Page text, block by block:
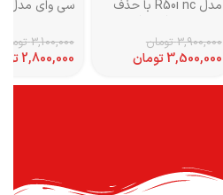
مدل R50i nc با حذف
3,900,000 تومان
3,500,000تومان
فعال (ANC)
3,100,000 تومان
2,800,000